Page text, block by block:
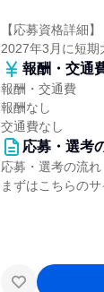
【応募資格詳細】
2027年3月に短期
報酬・交通
報酬・交通費
報酬なし
交通費なし
応募・選考
応募・選考の流れ
まずはこちらの